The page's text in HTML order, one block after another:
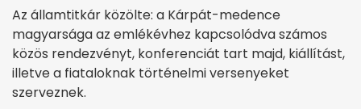
Az államtitkár közölte: a Kárpát-medence
magyarsága az emlékévhez kapcsolódva számos
közös rendezvényt, konferenciát tart majd, kiállítást,
illetve a fiataloknak történelmi versenyeket
szerveznek.